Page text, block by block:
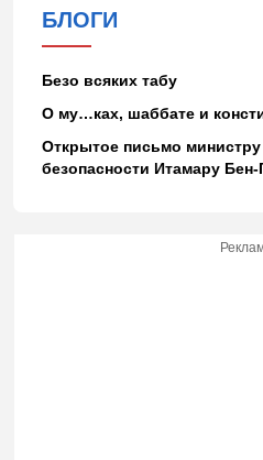
БЛОГИ
Безо всяких табу
О му…ках, шаббате и
Открытое письмо
безопасности Итамару